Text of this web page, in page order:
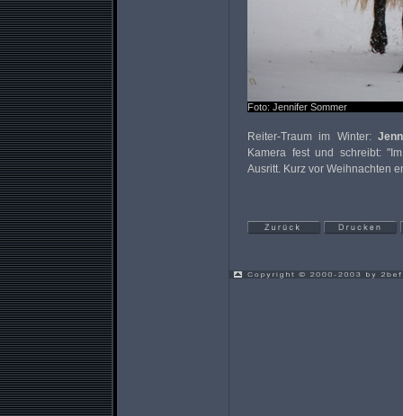
Foto: Jennifer Sommer
Reiter-Traum im Winter:
Kamera fest und schreibt:
Ausritt. Kurz vor Weihnachten